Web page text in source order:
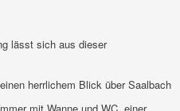
lässt sich aus dieser
herrlichem Blick über Saalbach